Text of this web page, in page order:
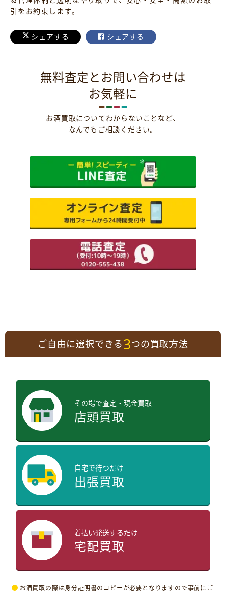
引をお約束します。
シェアする シェアする
無料査定とお問い合わせは
お気軽に
お酒買取についてわからないことなど、
なんでもご相談ください。
ご自由に選択できる3つの買取方法
その場で査定・現金買取
店頭買取
自宅で待つだけ
出張買取
着払い発送するだけ
宅配買取
お酒買取の際は身分証明書のコピーが必要となりますので事前にご